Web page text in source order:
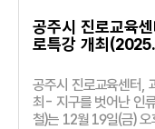
공주시 진로교육
로특강 개최
공주시 진로교육센터,
최- 지구를 벗어난 인
철)는 12월 19일(금)